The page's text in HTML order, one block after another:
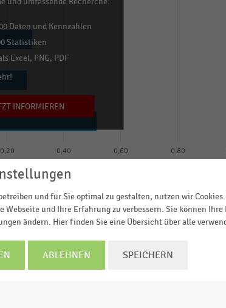
Anteil der befragten Händler in Prozent
0,20 0,40 0,60 0,80
Daten und Kennzahlen
Statistiken
Excel, PNG, PDF
INFORMIEREN
Instore-Return in den Geschäften
und für Sie optimal zu gestalten, nutzen wir
Webseite und Ihre Erfahrung zu verbessern. Sie können
ändern. Hier finden Sie eine Übersicht über alle
ABLEHNEN SPEICHERN